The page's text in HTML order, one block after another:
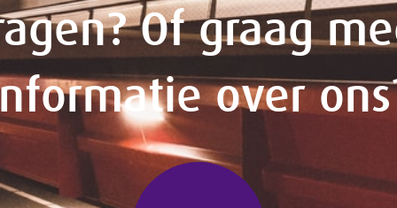
Of graag
over